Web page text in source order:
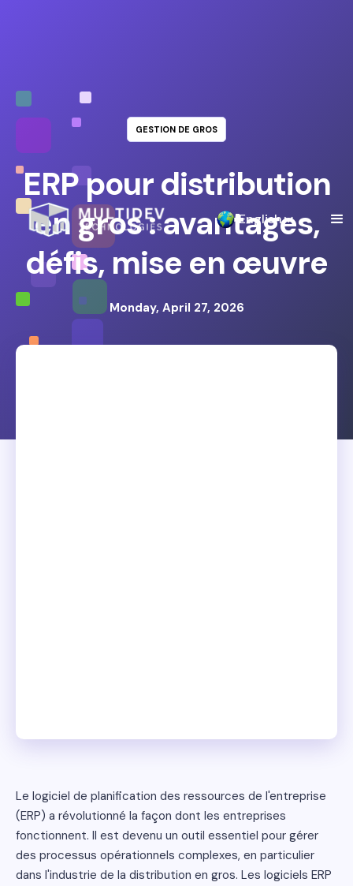
English
GESTION DE GROS
ERP pour distribution
en gros : avantages,
défis, mise en œuvre
Monday, April 27, 2026
Le logiciel de planification des ressources de l'entreprise
(ERP) a révolutionné la façon dont les entreprises
fonctionnent. Il est devenu un outil essentiel pour gérer
des processus opérationnels complexes, en particulier
dans l'industrie de la distribution en gros. Les logiciels ERP